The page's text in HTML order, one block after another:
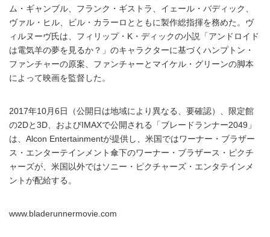
ム・ギャンブル、フランク・ギストラ、イェール・バディック、
ヴァル・ヒル、ビル・カラーロとともに製作総指揮を務めた。ヴ
ィルヌーヴ氏は、フィリップ・K・ディックの小説「アンドロイド
は電気羊の夢を見るか？」のキャラクターに基づくハンプトン・
ファンチャーの原案、ファンチャーとマイケル・グリーンの脚本
によって映画を監督した。
2017年10月6日（公開日は地域により異なる、要確認）、限定館
の2Dと3D、およびIMAXで公開される「ブレードランナー2049」
は、Alcon Entertainmentが提供し、米国ではワーナー・ブラザー
ス・エンターテインメント傘下のワーナー・ブラザース・ピクチ
ャーズが、米国以外ではソニー・ピクチャーズ・エンタテインメ
ントが配給する。
www.bladerunnermovie.com